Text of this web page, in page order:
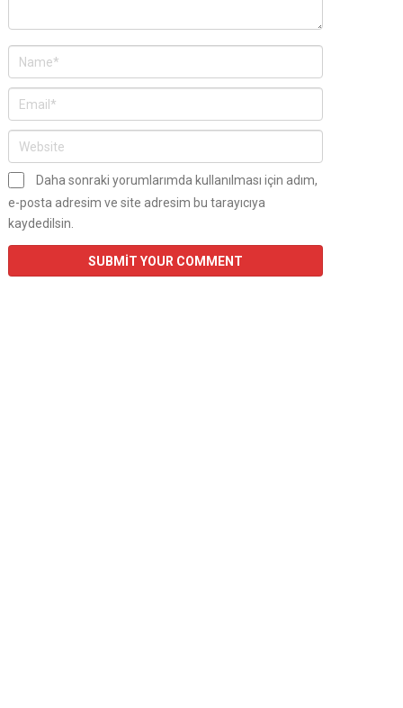
Daha sonraki yorumlarımda kullanılması için adım,
e-posta adresim ve site adresim bu tarayıcıya
kaydedilsin.